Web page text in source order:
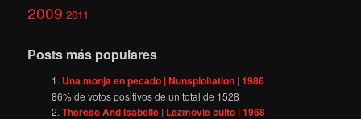
2009 2011
Posts más populares
Una monja en pecado | Nunsploitation | 1986
86% de votos positivos de un total de 1528
Therese And Isabelle | Lezmovie culto | 1968